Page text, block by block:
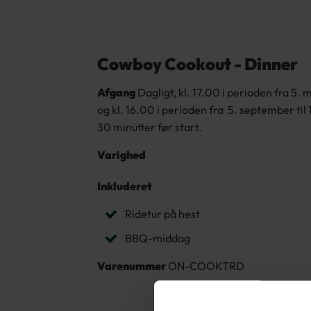
Cowboy Cookout - Dinner
Afgang Dagligt, kl. 17.00 i perioden fra 5.
og kl. 16.00 i perioden fra 5. september til
30 minutter før start.
Varighed
Inkluderet
Ridetur på hest
BBQ-middag
Varenummer ON-COOKTRD